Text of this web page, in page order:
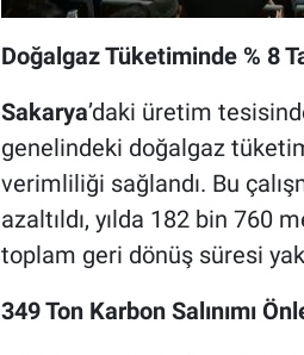
Doğalgaz Tüketiminde % 8
Sakarya’daki üretim
genelindeki doğalgaz
verimliliği sağlandı. Bu
azaltıldı, yılda 182 bin 760
toplam geri dönüş süresi
349 Ton Karbon Salınımı